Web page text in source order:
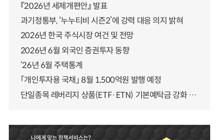
『2026년 세제개편안』 발표
과기정통부, ‘누누티비 시즌2’에 강력 대응 의지 밝혀
2026년 한국 주식시장 여건 및 전망
2026년 6월 외국인 증권투자 동향
‘26년 6월 주택통계
「개인투자용 국채」 8월 1,500억원 발행 예정
단일종목 레버리지 상품(ETF·ETN) 기본예탁금 강화 조기시행 방안 안내